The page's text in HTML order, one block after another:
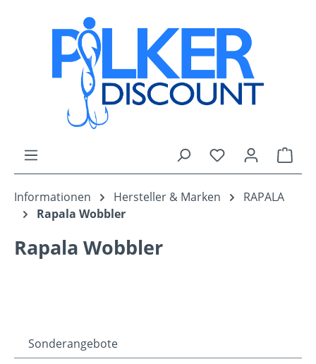
Zum Hauptinhalt springen
Du hast 0
Informationen Hersteller & Marken
RAPALA
Rapala Wobbler
Rapala Wobbler
Sonderangebote